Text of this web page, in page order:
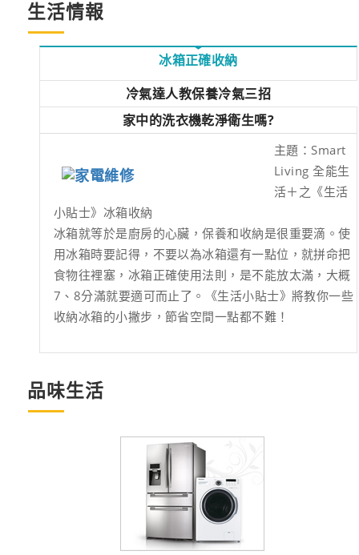
生活情報
冰箱正確收納
冷氣達人教保養冷氣三招
家中的洗衣機乾淨衛生嗎?
主題：Smart
Living 全能生
活＋之《生活
小貼士》冰箱收納
冰箱就等於是廚房的心臟，保養和收納是很重要滴。使
用冰箱時要記得，不要以為冰箱還有一點位，就拼命把
食物往裡塞，冰箱正確使用法則，是不能放太滿，大概
7、8分滿就要適可而止了。《生活小貼士》將教你一些
收納冰箱的小撇步，節省空間一點都不難！
品味生活